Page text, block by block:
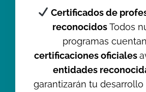
Certificados de
reconocidosTodos
programas
certificaciones oficiales
entidades
garantizarán tu